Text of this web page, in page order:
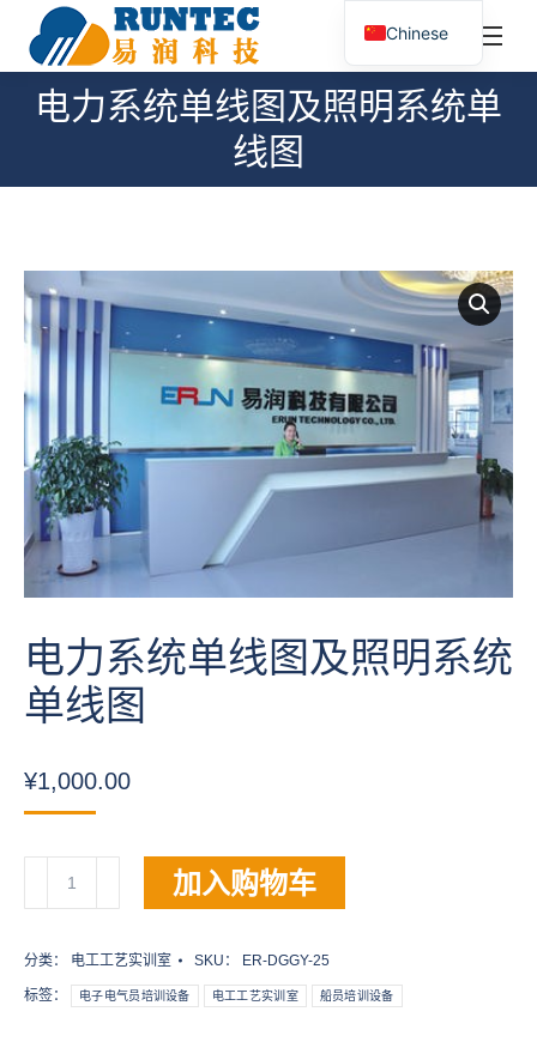
索：
电力系统单线图及照明系统单
线图
您在这里：
电力系统单线图及照明系统
单线图
¥1,000.00
统
线
加入购物车
分类： 电工工艺实训室 SKU： ER-DGGY-25
标签： 电子电气员培训设备 电工工艺实训室 船员培训设备
Chinese